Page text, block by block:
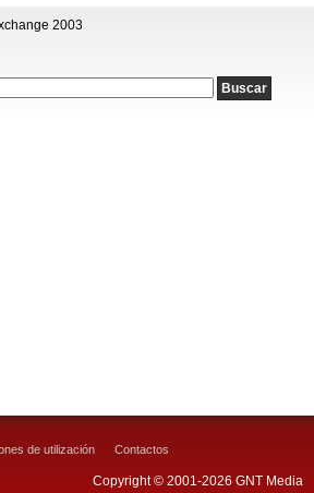
2003
de utilización Contactos
Copyright © 2001-2026 GNT Media